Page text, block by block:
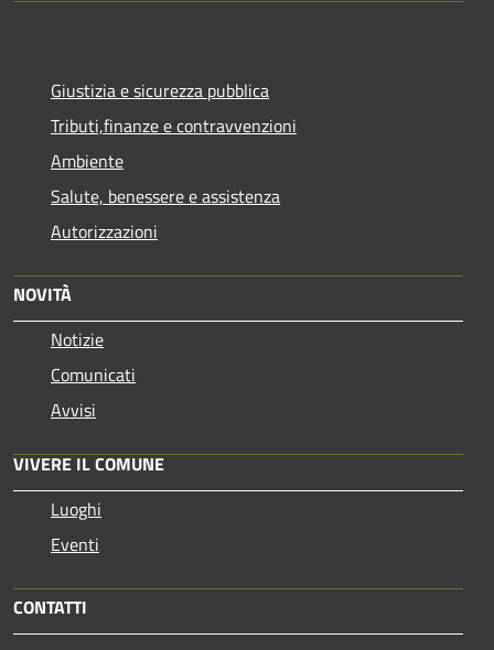
Giustizia e sicurezza pubblica
Tributi,finanze e contravvenzioni
Ambiente
Salute, benessere e assistenza
Autorizzazioni
NOVITÀ
Notizie
Comunicati
Avvisi
VIVERE IL COMUNE
Luoghi
Eventi
CONTATTI